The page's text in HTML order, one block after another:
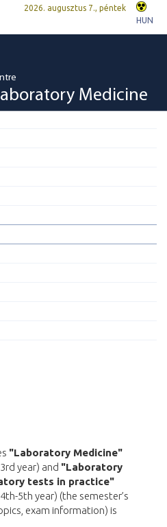
2026. augusztus 7., péntek
HUN
Medicine
"Laboratory Medicine"
year) and "Laboratory
tests in practice"
5th year) (the semester’s
exam information) is